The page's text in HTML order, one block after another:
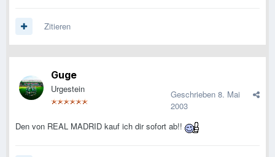
Zitieren
Guge
Urgestein Geschrieben 8. Mai
2003
Den von REAL MADRID kauf ich dir sofort ab!!